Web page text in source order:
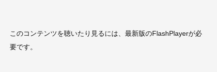
このコンテンツを聴いたり見るには、最新版のFlashPlayerが必
要です。